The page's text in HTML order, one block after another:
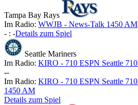
Tampa Bay Rays
Im Radio: WWJB - News-Talk 1450 AM
- : -Details zum Spiel
Seattle Mariners
Im Radio: KIRO - 710 ESPN Seattle
--
Im Radio: KIRO - 710 ESPN Seattle
1450 AM
Details zum Spiel